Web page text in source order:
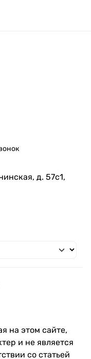
д. 57с1,
на этом сайте,
и не является
со статьей